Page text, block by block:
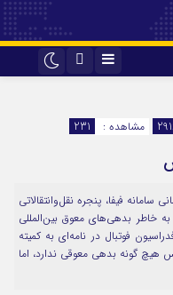
مشاهده : 231
سامانه فیفا، پنجره نقل‌وانتقالاتی
خاطر بدهی‌های معوق بین‌المللی
فوتبال در نامه‌ای به کمیته
هیچ گونه بدهی معوقی ندارد، اما